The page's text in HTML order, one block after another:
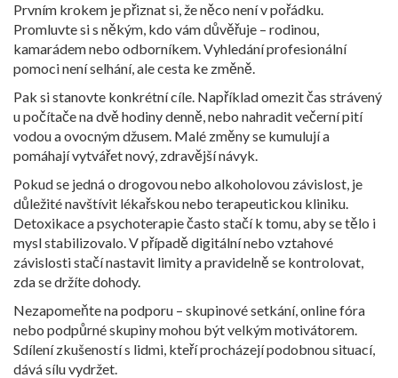
Prvním krokem je přiznat si, že něco není v pořádku.
Promluvte si s někým, kdo vám důvěřuje – rodinou,
kamarádem nebo odborníkem. Vyhledání profesionální
pomoci není selhání, ale cesta ke změně.
Pak si stanovte konkrétní cíle. Například omezit čas strávený
u počítače na dvě hodiny denně, nebo nahradit večerní pití
vodou a ovocným džusem. Malé změny se kumulují a
pomáhají vytvářet nový, zdravější návyk.
Pokud se jedná o drogovou nebo alkoholovou závislost, je
důležité navštívit lékařskou nebo terapeutickou kliniku.
Detoxikace a psychoterapie často stačí k tomu, aby se tělo i
mysl stabilizovalo. V případě digitální nebo vztahové
závislosti stačí nastavit limity a pravidelně se kontrolovat,
zda se držíte dohody.
Nezapomeňte na podporu – skupinové setkání, online fóra
nebo podpůrné skupiny mohou být velkým motivátorem.
Sdílení zkušeností s lidmi, kteří procházejí podobnou situací,
dává sílu vydržet.